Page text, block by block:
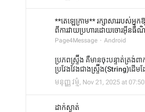
**តេឡេក្រាម** រក្សាសាររបស់អ្នក
ពីការវាយប្រហារដោយចោរអ៊ីនធឺ
Page4Message Android
ប្រភពស្ទ្រ៊ីង គឺមានចុះបន្ទាត់ត្រង់ព
ប្រវែងវែងជាងស្ទ្រ៊ីង(String)ដើមដ
មនុញ្ញ វម្ម៌, Nov 21, 2025 at 07:50
ដាក់ស្ងាត់